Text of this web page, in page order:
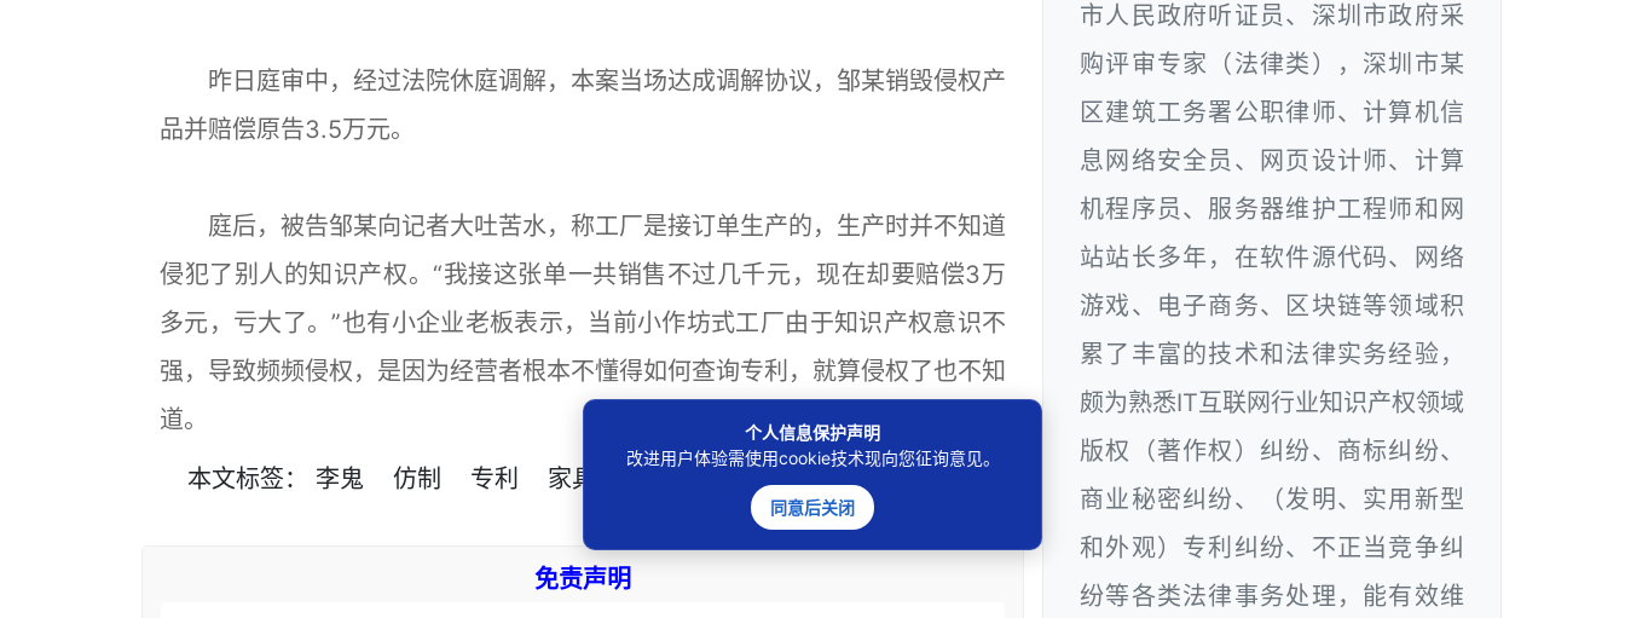
昨日庭审中，经过法院休庭调解，本案当场达成调解协议，邹某销毁侵权产
品并赔偿原告3.5万元。
庭后，被告邹某向记者大吐苦水，称工厂是接订单生产的，生产时并不知道
侵犯了别人的知识产权。“我接这张单一共销售不过几千元，现在却要赔偿3万
多元，亏大了。”也有小企业老板表示，当前小作坊式工厂由于知识产权意识不
强，导致频频侵权，是因为经营者根本不懂得如何查询专利，就算侵权了也不知
道。
本文标签： 李鬼 仿制 专利 家具
免责声明
市人民政府听证员、深圳市政府采
购评审专家（法律类），深圳市某
区建筑工务署公职律师、计算机信
息网络安全员、网页设计师、计算
机程序员、服务器维护工程师和网
站站长多年，在软件源代码、网络
游戏、电子商务、区块链等领域积
累了丰富的技术和法律实务经验，
颇为熟悉IT互联网行业知识产权领域
版权（著作权）纠纷、商标纠纷、
商业秘密纠纷、（发明、实用新型
和外观）专利纠纷、不正当竞争纠
纷等各类法律事务处理，能有效维
个人信息保护声明
改进用户体验需使用cookie技术现向您征询意见。
同意后关闭